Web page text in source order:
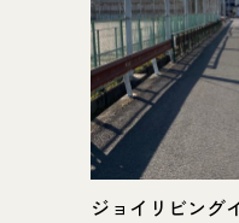
ジョイリビング